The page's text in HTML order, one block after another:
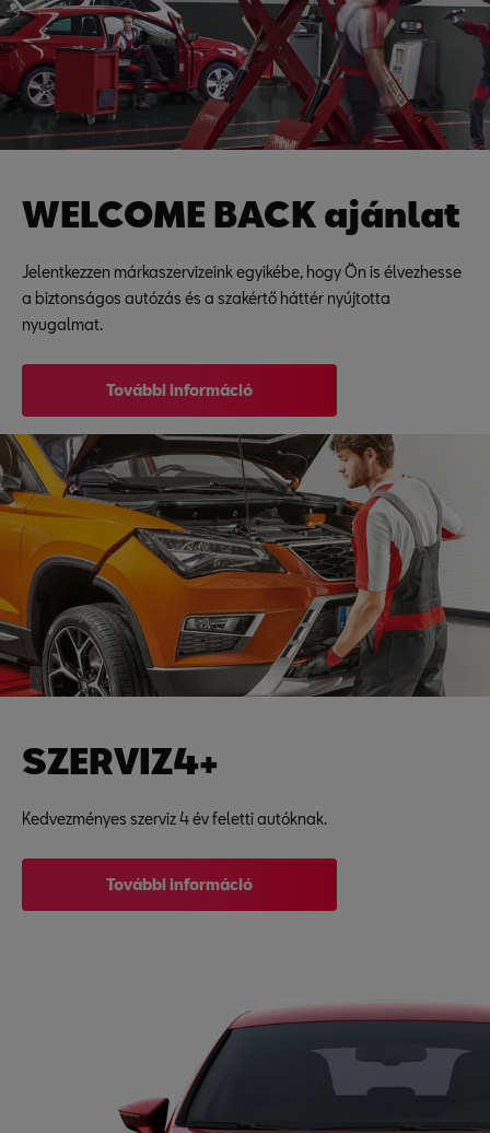
WELCOME BACK ajánlat
Jelentkezzen márkaszervizeink egyikébe, hogy Ön is élvezhesse
a biztonságos autózás és a szakértő háttér nyújtotta
nyugalmat.
További információ
SZERVIZ4+
Kedvezményes szerviz 4 év feletti autóknak.
További információ